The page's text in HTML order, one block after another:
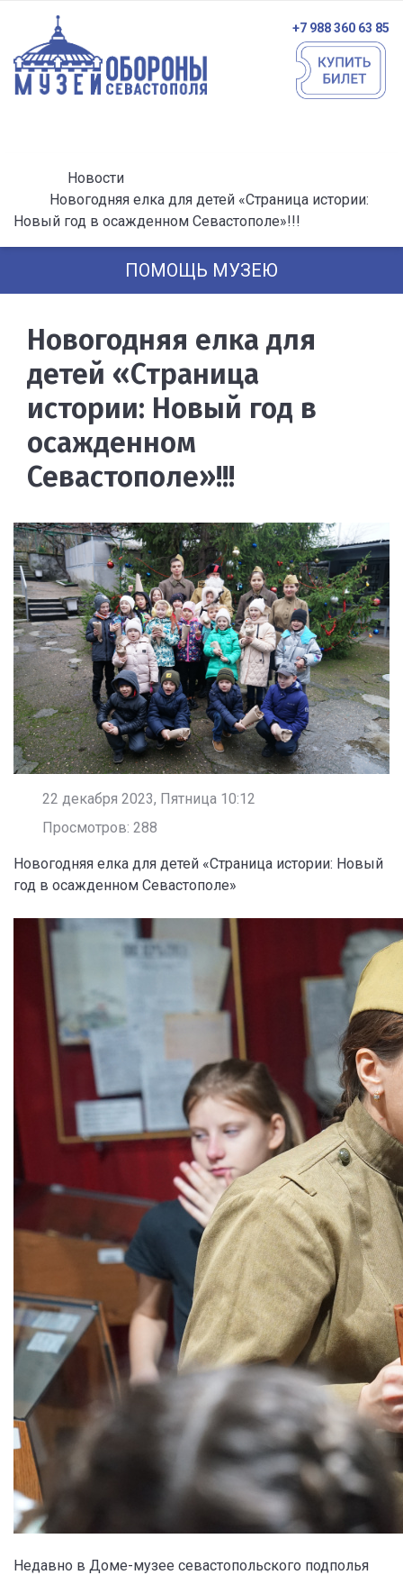
+7 988 360 63 85
Новости
Новогодняя елка для детей «Страница истории:
Новый год в осажденном Севастополе»!!!
ПОМОЩЬ МУЗЕЮ
Новогодняя елка для
детей «Страница
истории: Новый год в
осажденном
Севастополе»!!!
22 декабря 2023, Пятница 10:12
Просмотров: 288
Новогодняя елка для детей «Страница истории: Новый
год в осажденном Севастополе»
Недавно в Доме-музее севастопольского подполья